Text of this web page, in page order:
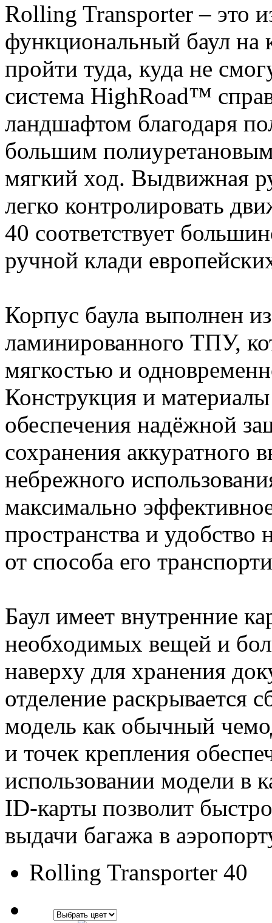
Rolling Transporter – это
функциональный баул на
пройти туда, куда не
система HighRoad™
ландшафтом благодаря
большим
мягкий ход. Выдвижная
легко контролировать
40 соответствует
ручной клади
Корпус баула выполнен
ламинированного ТПУ,
мягкостью и
Конструкция и
обеспечения надёжной
сохранения аккуратного
небрежного
максимально
пространства и удобство
от способа его
Баул имеет внутренние
необходимых вещей и
наверху для хранения
отделение раскрывается
модель как обычный
и точек крепления
использовании модели в
ID-карты позволит
выдачи багажа в
Rolling Transporter 40